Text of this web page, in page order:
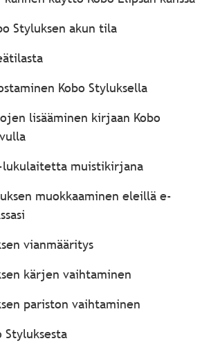
Styluksen akun tila
Kobo Styluksella
lisääminen kirjaan Kobo
lukulaitetta muistikirjana
muokkaaminen eleillä e-
vianmääritys
kärjen vaihtaminen
pariston vaihtaminen
Styluksesta